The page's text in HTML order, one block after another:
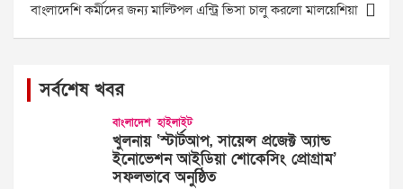
বাংলাদেশি কর্মীদের জন্য মাল্টিপল এন্ট্রি ভিসা চালু করলো মালয়েশিয়া
সর্বশেষ খবর
বাংলাদেশ হাইলাইট
খুলনায় ‘স্টার্টআপ, সায়েন্স প্রজেক্ট অ্যান্ড
ইনোভেশন আইডিয়া শোকেসিং প্রোগ্রাম’
সফলভাবে অনুষ্ঠিত